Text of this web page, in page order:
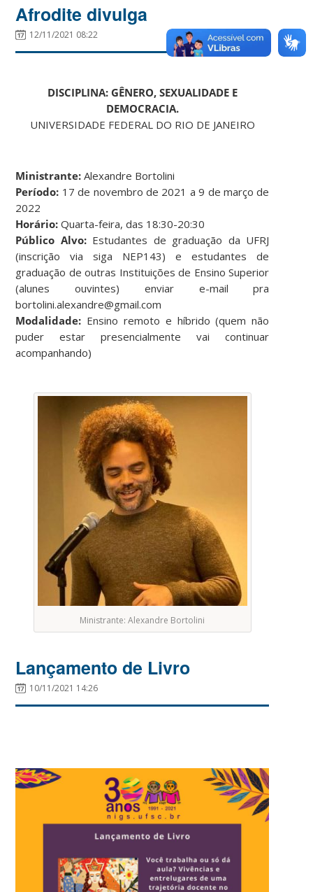
Afrodite divulga
12/11/2021 08:22
DISCIPLINA: GÊNERO, SEXUALIDADE E
DEMOCRACIA.
UNIVERSIDADE FEDERAL DO RIO DE JANEIRO
Ministrante: Alexandre Bortolini
Período: 17 de novembro de 2021 a 9 de março de
2022
Horário: Quarta-feira, das 18:30-20:30
Público Alvo:Estudantes de graduação da UFRJ
(inscrição via siga NEP143) e estudantes de
graduação de outras Instituições de Ensino Superior
(alunes ouvintes) enviar e-mail pra
bortolini.alexandre@gmail.com
Modalidade: Ensino remoto e híbrido (quem não
puder estar presencialmente vai continuar
acompanhando)
Ministrante: Alexandre Bortolini
Lançamento de Livro
10/11/2021 14:26